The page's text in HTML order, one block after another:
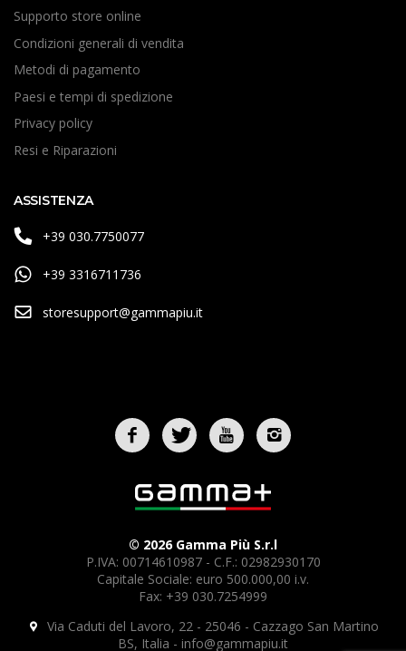
Supporto store online
Condizioni generali di vendita
Metodi di pagamento
Paesi e tempi di spedizione
Privacy policy
Resi e Riparazioni
ASSISTENZA
+39 030.7750077
+39 3316711736
storesupport@gammapiu.it
© 2026 Gamma Più S.r.l
P.IVA: 00714610987 - C.F.: 02982930170
Capitale Sociale: euro 500.000,00 i.v.
Fax: +39 030.7254999
Via Caduti del Lavoro, 22 - 25046 - Cazzago San Martino
BS, Italia - info@gammapiu.it